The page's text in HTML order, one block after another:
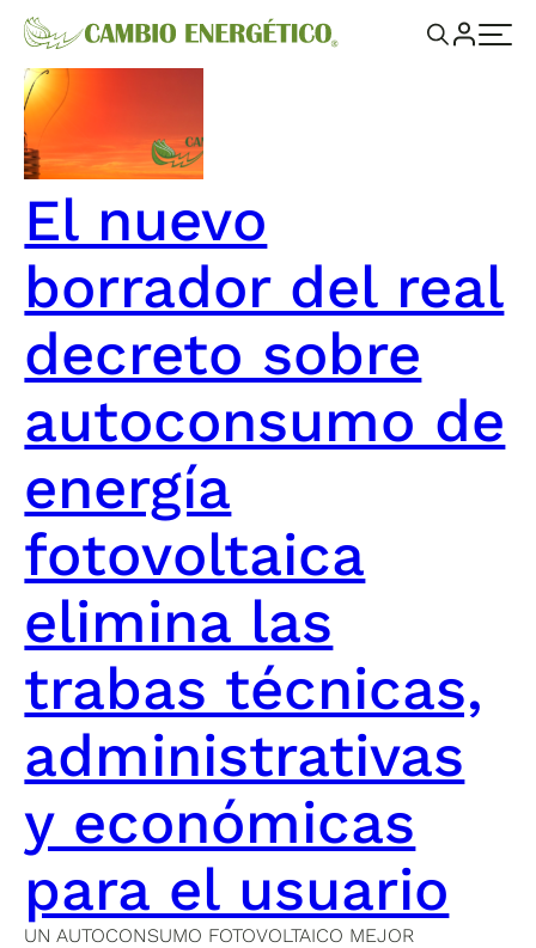
El nuevo
borrador del real
decreto sobre
autoconsumo de
energía
fotovoltaica
elimina las
trabas técnicas,
administrativas
y económicas
para el usuario
UN AUTOCONSUMO FOTOVOLTAICO MEJOR